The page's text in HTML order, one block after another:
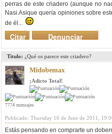
perras de este criadero (aunque no
Nasi.Asique quería opiniones sobre
de él...
Denunciar
mensaje
Citar
Titulo: ¿Qué os parece este criadero?
Midobemax
¡Adicto Total!
7774 mensajes
Publicado: Thursday 16 de June de 2011,
Estás pensando en comprarte un